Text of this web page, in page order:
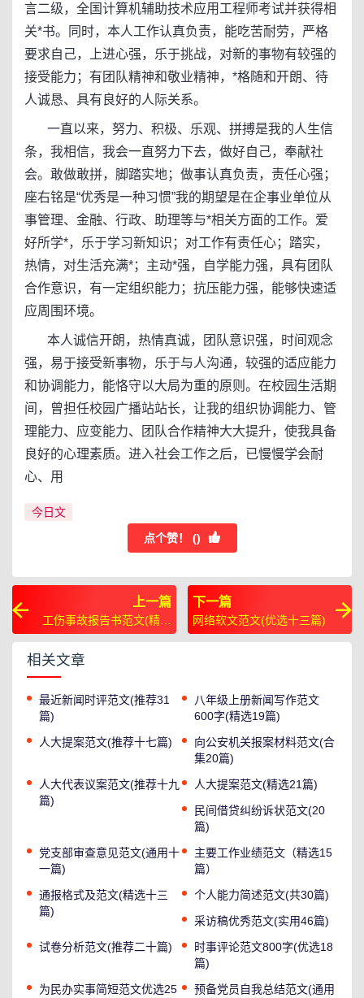
言二级，全国计算机辅助技术应用工程师考试并获得相
关*书。同时，本人工作认真负责，能吃苦耐劳，严格
要求自己，上进心强，乐于挑战，对新的事物有较强的
接受能力；有团队精神和敬业精神，*格随和开朗、待
人诚恳、具有良好的人际关系。
一直以来，努力、积极、乐观、拼搏是我的人生信
条，我相信，我会一直努力下去，做好自己，奉献社
会。敢做敢拼，脚踏实地；做事认真负责，责任心强；
座右铭是“优秀是一种习惯”我的期望是在企事业单位从
事管理、金融、行政、助理等与*相关方面的工作。爱
好所学*，乐于学习新知识；对工作有责任心；踏实，
热情，对生活充满*；主动*强，自学能力强，具有团队
合作意识，有一定组织能力；抗压能力强，能够快速适
应周围环境。
本人诚信开朗，热情真诚，团队意识强，时间观念
强，易于接受新事物，乐于与人沟通，较强的适应能力
和协调能力，能恪守以大局为重的原则。在校园生活期
间，曾担任校园广播站站长，让我的组织协调能力、管
理能力、应变能力、团队合作精神大大提升，使我具备
良好的心理素质。进入社会工作之后，已慢慢学会耐
心、用
今日文
点个赞！ ()
上一篇
工伤事故报告书范文(精选
十二篇)
下一篇
网络软文范文(优选十三篇)
相关文章
最近新闻时评范文(推荐31
篇)
八年级上册新闻写作范文
600字(精选19篇)
人大提案范文(推荐十七篇)
向公安机关报案材料范文(合
集20篇)
人大代表议案范文(推荐十九
篇)
人大提案范文(精选21篇)
民间借贷纠纷诉状范文(20
篇)
党支部审查意见范文(通用十
一篇)
主要工作业绩范文（精选15
篇）
通报格式及范文(精选十三
篇)
个人能力简述范文(共30篇)
采访稿优秀范文(实用46篇)
试卷分析范文(推荐二十篇)
时事评论范文800字(优选18
篇)
为民办实事简短范文优选25
预备党员自我总结范文(通用